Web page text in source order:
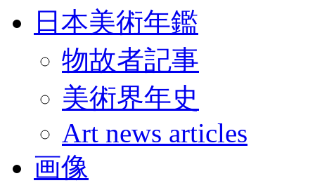
日本美術年鑑
物故者記事
美術界年史
Art news articles
画像